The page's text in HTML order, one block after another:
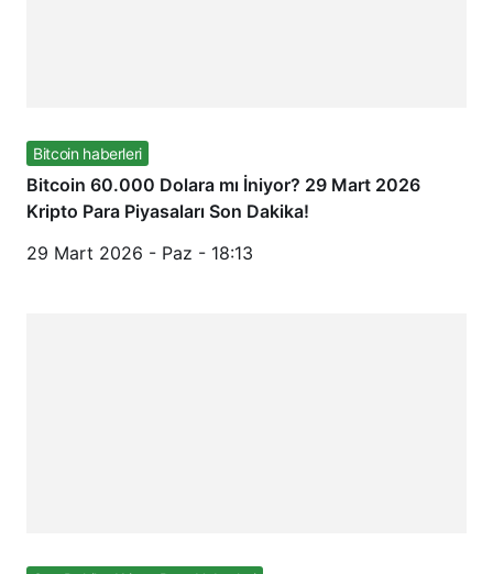
Bitcoin haberleri
Bitcoin 60.000 Dolara mı İniyor? 29 Mart 2026
Kripto Para Piyasaları Son Dakika!
29 Mart 2026 - Paz - 18:13